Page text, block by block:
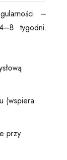
–
tygodni.
(wspiera
przy